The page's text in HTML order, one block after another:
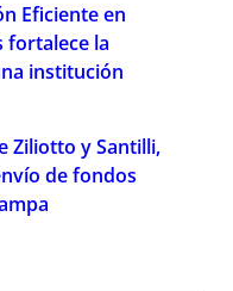
Eficiente en
fortalece la
institución
Ziliotto y Santilli,
de fondos